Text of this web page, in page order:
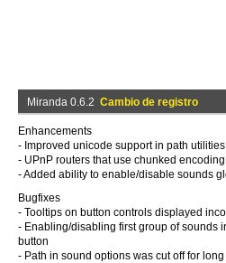
Miranda 0.6.2 Cambio de registro
Enhancements
- Improved unicode support in path utilities
- UPnP routers that use chunked
- Added ability to enable/disable sounds
Bugfixes
- Tooltips on button controls displayed
- Enabling/disabling first group of sounds
button
- Path in sound options was cut off for